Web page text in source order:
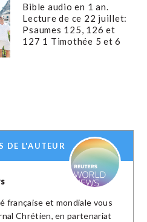
Bible audio en 1 an.
Lecture de ce 22 juillet:
Psaumes 125, 126 et
127 1 Timothée 5 et 6
DE L'AUTEUR
française et mondiale vous
Chrétien, en partenariat